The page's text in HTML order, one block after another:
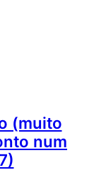
(muito
num